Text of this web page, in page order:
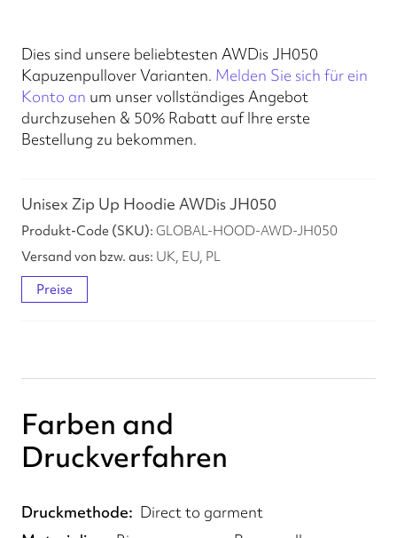
Dies sind unsere beliebtesten AWDis JH050
Kapuzenpullover Varianten. Melden Sie sich für ein
Konto an um unser vollständiges Angebot
durchzusehen & 50% Rabatt auf Ihre erste
Bestellung zu bekommen.
Unisex Zip Up Hoodie AWDis JH050
GLOBAL-HOOD-AWD-JH050
UK, EU, PL
Preise
Farben and
Druckverfahren
Druckmethode
Direct to garment